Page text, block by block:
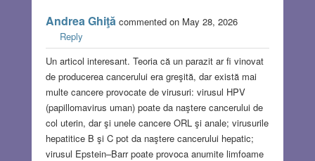
Andrea Ghiţă commented on May 28, 2026
Reply
Un articol interesant. Teoria că un parazit ar fi vinovat
de producerea cancerului era greşită, dar există mai
multe cancere provocate de virusuri: virusul HPV
(papillomavirus uman) poate da naştere cancerului de
col uterin, dar şi unele cancere ORL şi anale; virusurile
hepatitice B şi C pot da naştere cancerului hepatic;
virusul Epstein–Barr poate provoca anumite limfoame